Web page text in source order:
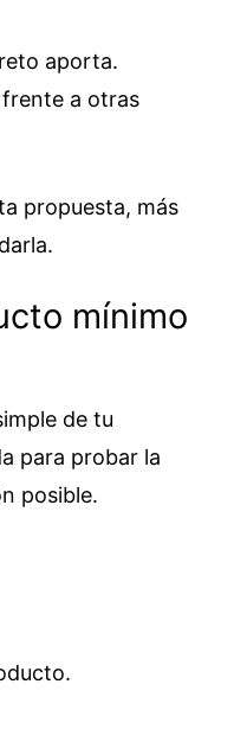
aporta.
a otras
propuesta, más
mínimo
de tu
para probar la
posible.